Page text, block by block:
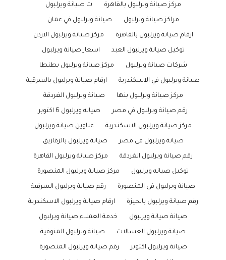
مركز صيانة ويرلبول بالقاهرة ت صيانة ويرلبول
مراكز صيانة ويرلبول صيانة ويرلبول في عمان
ارقام صيانة ويرلبول بالقاهرة مركز صيانة ويرلبول الاردن
توكيل صيانة ويرلبول العبد اسعار صيانة ويرلبول
شركات صيانة ويرلبول مركز صيانة ويرلبول بطنطا
صيانة ويرلبول في الاسكندرية ارقام صيانة ويرلبول بالشرقية
مركز صيانة ويرلبول بنها صيانة ويرلبول الغردقة
رقم صيانة ويرلبول في مصر صيانه ويرلبول 6 اكتوبر
مركز صيانة ويرلبول الاسكندرية عناوين صيانة ويرلبول
صيانة ويرلبول فى مصر صيانة ويرلبول بالزقازيق
رقم صيانة ويرلبول الغردقة مركز صيانة ويرلبول القاهرة
توكيل صيانه ويرلبول مركز صيانة ويرلبول المنصورة
صيانة ويرلبول فى المنصورة رقم صيانة ويرلبول الشرقية
رقم صيانة ويرلبول بالجيزة ارقام صيانة ويرلبول الاسكندرية
صيانة صيانة ويرلبول خدمة العملاء صيانة ويرلبول
صيانة ويرلبول الغسالات صيانة ويرلبول المنوفية
صيانة ويرلبول اكتوبر رقم صيانة ويرلبول المنصورة